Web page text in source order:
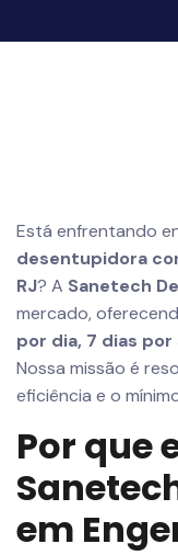
Está enfrentando
desentupidora
RJ? A Sanetech
mercado,
por dia, 7 dias por
Nossa missão é
eficiência e o
Por que
em